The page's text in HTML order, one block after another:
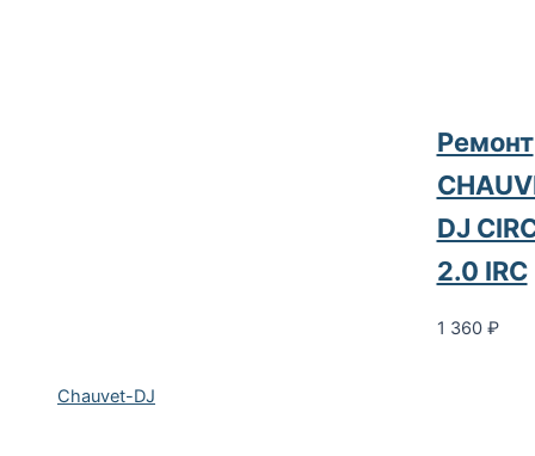
Chauvet-DJ
Ремонт
DJ
2.0 IRC
1 360 ₽